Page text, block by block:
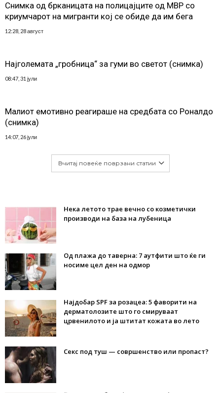
Снимка од брканицата на полицајците од МВР со
криумчарот на мигранти кој се обиде да им бега
12:28, 28 август
Најголемата „гробница“ за гуми во светот (снимка)
08:47, 31 јули
Малиот емотивно реагираше на средбата со Роналдо
(снимка)
14:07, 26 јули
Вчитај повеќе поврзани статии
Нека летото трае вечно со козметички
производи на база на лубеница
Од плажа до таверна: 7 аутфити што ќе ги
носиме цел ден на одмор
Најдобар SPF за розацеа: 5 фаворити на
дерматолозите што го смируваат
црвенилото и ја штитат кожата во лето
Секс под туш — совршенство или пропаст?